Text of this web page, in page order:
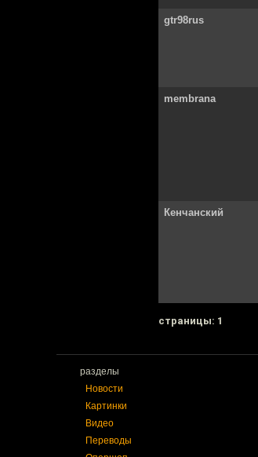
gtr98rus
membrana
Кенчанский
cтраницы: 1
разделы
Новости
Картинки
Видео
Переводы